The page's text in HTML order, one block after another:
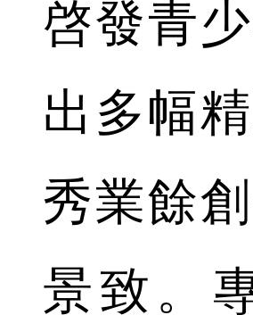
啓發青
出多幅
秀業餘
景致。